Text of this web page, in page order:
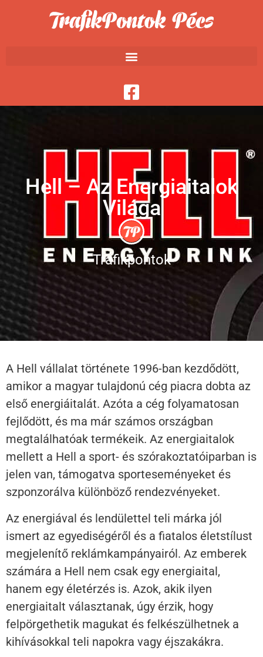
Hell – Az Energiaitalok
Világa
Trafikpontok
A Hell vállalat története 1996-ban kezdődött,
amikor a magyar tulajdonú cég piacra dobta az
első energiáitalát. Azóta a cég folyamatosan
fejlődött, és ma már számos országban
megtalálhatóak termékeik. Az energiaitalok
mellett a Hell a sport- és szórakoztatóiparban is
jelen van, támogatva sporteseményeket és
szponzorálva különböző rendezvényeket.
Az energiával és lendülettel teli márka jól
ismert az egyediségéről és a fiatalos életstílust
megjelenítő reklámkampányairól. Az emberek
számára a Hell nem csak egy energiaital,
hanem egy életérzés is. Azok, akik ilyen
energiaitalt választanak, úgy érzik, hogy
felpörgethetik magukat és felkészülhetnek a
kihívásokkal teli napokra vagy éjszakákra.